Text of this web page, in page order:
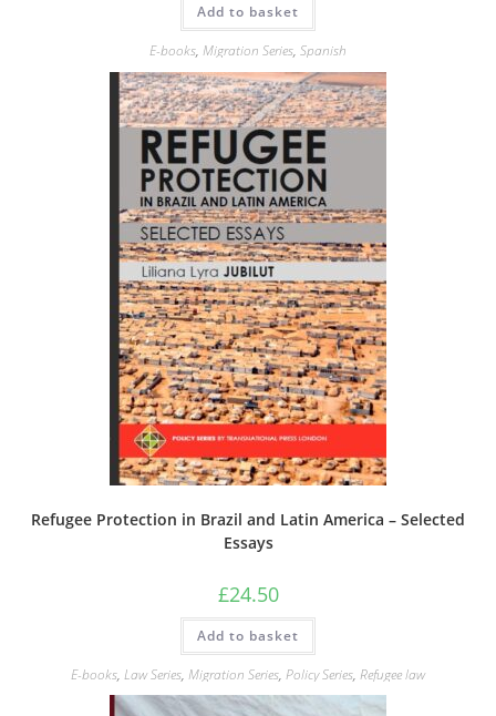
Add to basket
E-books, Migration Series, Spanish
Refugee Protection in Brazil and Latin America – Selected
Essays
£24.50
Add to basket
E-books, Law Series, Migration Series, Policy Series, Refugee law